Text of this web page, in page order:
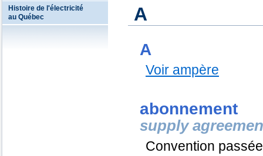
Histoire de l'électricité
au Québec
A
A
Voir ampère
abonnement
supply
Convention